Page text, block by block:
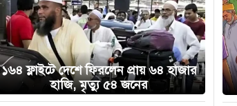
১৬৪ ফ্লাইটে দেশে ফিরলেন প্রায় ৬৪ হাজার
হাজি, মৃত্যু ৫৪ জনের